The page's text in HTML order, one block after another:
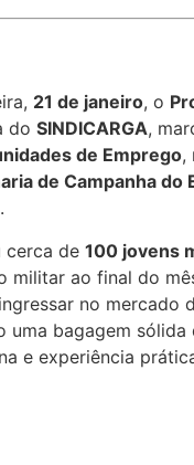
21 de janeiro, o
do SINDICARGA,
de Emprego,
de Campanha do
.
cerca de 100 jovens
militar ao final do
no mercado
uma bagagem sólida
e experiência